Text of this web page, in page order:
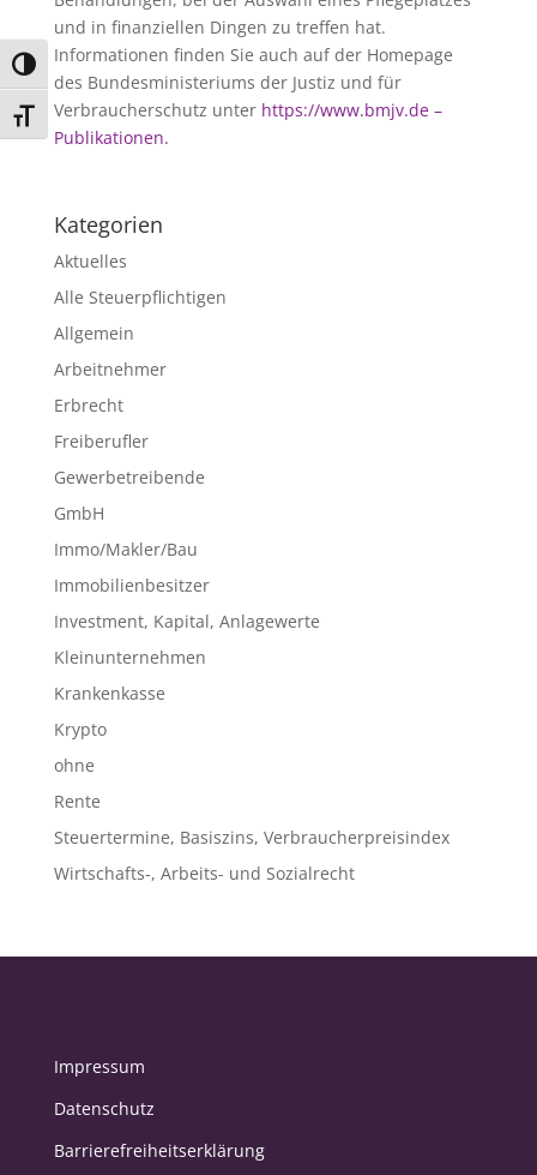
Umschalten auf hohe Kontraste
Schrift vergrößern
und in finanziellen Dingen zu treffen hat.
Informationen finden Sie auch auf der Homepage
des Bundesministeriums der Justiz und für
Verbraucherschutz unter https://www.bmjv.de –
Publikationen.
Kategorien
Aktuelles
Alle Steuerpflichtigen
Allgemein
Arbeitnehmer
Erbrecht
Freiberufler
Gewerbetreibende
GmbH
Immo/Makler/Bau
Immobilienbesitzer
Investment, Kapital, Anlagewerte
Kleinunternehmen
Krankenkasse
Krypto
ohne
Rente
Steuertermine, Basiszins, Verbraucherpreisindex
Wirtschafts-, Arbeits- und Sozialrecht
Impressum
Datenschutz
Barrierefreiheitserklärung